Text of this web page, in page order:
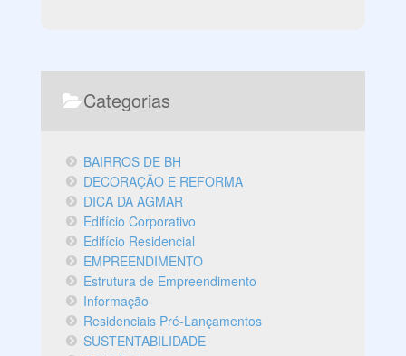
Categorias
BAIRROS DE BH
DECORAÇÃO E REFORMA
DICA DA AGMAR
Edifício Corporativo
Edifício Residencial
EMPREENDIMENTO
Estrutura de Empreendimento
Informação
Residenciais Pré-Lançamentos
SUSTENTABILIDADE